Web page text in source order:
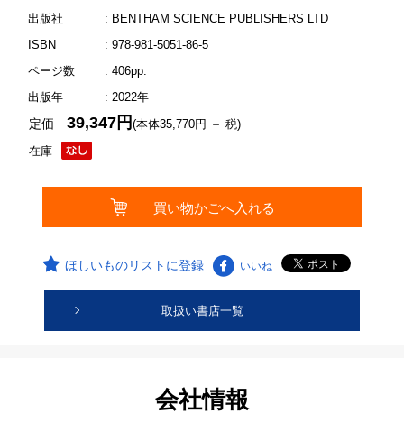
出版社
: BENTHAM SCIENCE PUBLISHERS LTD
ISBN
: 978-981-5051-86-5
ページ数
: 406pp.
出版年
: 2022年
在庫
定価39,347円(本体35,770円 ＋ 税)
ほしいものリストに登録 いいね
取扱い書店一覧
会社情報